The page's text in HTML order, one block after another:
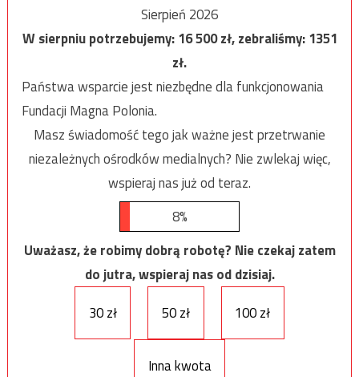
Sierpień 2026
W sierpniu potrzebujemy:16 500zł, zebraliśmy:1351
zł.
Państwa wsparcie jest niezbędne dla funkcjonowania
Fundacji Magna Polonia.
Masz świadomość tego jak ważne jest przetrwanie
niezależnych ośrodków medialnych? Nie zwlekaj więc,
wspieraj nas już od teraz.
8%
Uważasz, że robimy dobrą robotę? Nie czekaj zatem
do jutra, wspieraj nas od dzisiaj.
30 zł
50 zł 100 zł
Inna kwota